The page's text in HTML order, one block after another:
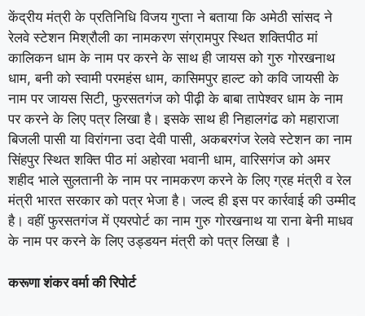
केंद्रीय मंत्री के प्रतिनिधि विजय गुप्ता ने बताया कि अमेठी सांसद ने
रेलवे स्टेशन मिश्रौली का नामकरण संग्रामपुर स्थित शक्तिपीठ मां
कालिकन धाम के नाम पर करने के साथ ही जायस को गुरु गोरखनाथ
धाम, बनी को स्वामी परमहंस धाम, कासिमपुर हाल्ट को कवि जायसी के
नाम पर जायस सिटी, फुरसतगंज को पीढ़ी के बाबा तापेश्वर धाम के नाम
पर करने के लिए पत्र लिखा है। इसके साथ ही निहालगंढ को महाराजा
बिजली पासी या विरांगना उदा देवी पासी, अकबरगंज रेलवे स्टेशन का नाम
सिंहपुर स्थित शक्ति पीठ मां अहोरवा भवानी धाम, वारिसगंज को अमर
शहीद भाले सुलतानी के नाम पर नामकरण करने के लिए ग्रह मंत्री व रेल
मंत्री भारत सरकार को पत्र भेजा है। जल्द ही इस पर कार्रवाई की उम्मीद
है। वहीं फुरसतगंज में एयरपोर्ट का नाम गुरु गोरखनाथ या राना बेनी माधव
के नाम पर करने के लिए उड्डयन मंत्री को पत्र लिखा है ।
करूणा शंकर वर्मा की रिपोर्ट